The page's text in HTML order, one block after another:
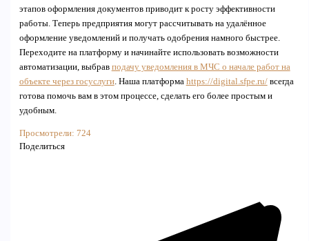
этапов оформления документов приводит к росту эффективности
работы. Теперь предприятия могут рассчитывать на удалённое
оформление уведомлений и получать одобрения намного быстрее.
Переходите на платформу и начинайте использовать возможности
автоматизации, выбрав подачу уведомления в МЧС о начале работ на
объекте через госуслуги. Наша платформа https://digital.sfpe.ru/всегда
готова помочь вам в этом процессе, сделать его более простым и
удобным.
Просмотрели: 724
Поделиться